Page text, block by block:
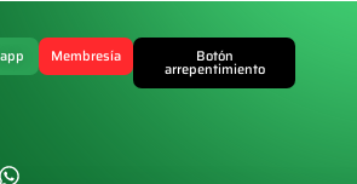
Membresía Botón
arrepentimiento